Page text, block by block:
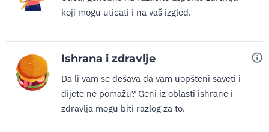
koji mogu uticati i na vaš izgled.
Ishrana i zdravlje
Da li vam se dešava da vam uopšteni saveti i
dijete ne pomažu? Geni iz oblasti ishrane i
zdravlja mogu biti razlog za to.